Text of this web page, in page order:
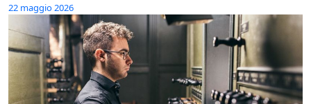
22 maggio 2026